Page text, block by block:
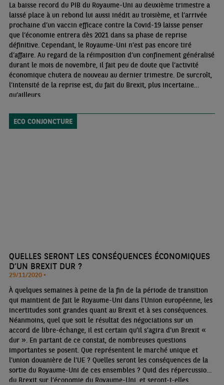
La baisse record du PIB du Royaume-Uni au deuxième trimestre a
laissé place à un rebond lui aussi inédit au troisième, et l’arrivée
prochaine d’un vaccin efficace contre la Covid-19 laisse penser
que l’économie entrera dès 2021 dans sa phase de reprise
définitive. Cependant, le Royaume-Uni n’est pas encore tiré
d’affaire. Au regard de la réimposition d’un confinement généralisé
durant le mois de novembre, il fait peu de doute que l’activité
économique chutera de nouveau au dernier trimestre. De surcroît,
l’intensité de la reprise est, du fait du Brexit, plus incertaine
qu’ailleurs
ECO CONJONCTURE
QUELLES SERONT LES CONSÉQUENCES ÉCONOMIQUES
D’UN BREXIT DUR ?
29/11/2020 •
À quelques semaines à peine de la fin de la période de transition
qui maintient de fait le Royaume-Uni dans l’Union européenne, les
incertitudes sont grandes quant au Brexit et à ses conséquences.
Néanmoins, quel que soit le résultat des négociations sur un
accord de libre-échange, il est certain qu’il s’agira d’un Brexit «
dur ». En partant de ce constat, de nombreuses questions
importantes se posent. Que représentent le marché unique et
l’union douanière de l’UE ? Quelles seront les conséquences de la
sortie du Royaume-Uni de ces ensembles ? Quid des répercussions
du Brexit sur l’économie du Royaume-Uni, et seront-t-elles